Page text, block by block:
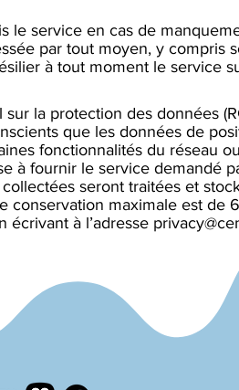
le service en cas de
par tout moyen, y compris
à tout moment le service
la protection des données
que les données de
fonctionnalités du réseau
à fournir le service demandé
seront traitées et
conservation maximale est de
écrivant à l’adresse